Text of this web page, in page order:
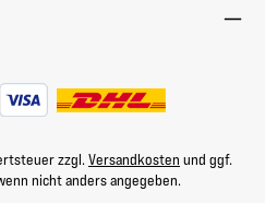
zzgl. Versandkosten und ggf.
nicht anders angegeben.